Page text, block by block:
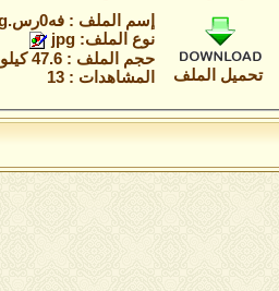
تحميل الملف
إسم الملف :فه0رس.jpg‏
نوع الملف: jpg
حجم الملف : 47.6 كيلوبايت
المشاهدات : 13